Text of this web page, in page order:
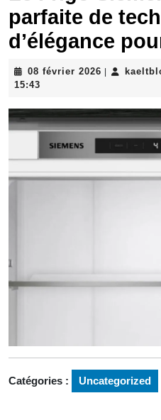
parfaite de
d’élégance
08 février 2026 08
15:43
Catégories : Uncategorized